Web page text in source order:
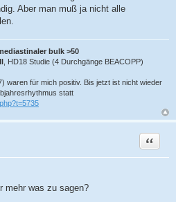
Aber man muß ja nicht alle
bulk >50
, HD18 Studie (4 Durchgänge BEACOPP)
waren für mich positiv. Bis jetzt ist nicht wieder
statt
Zitat
mehr was zu sagen?